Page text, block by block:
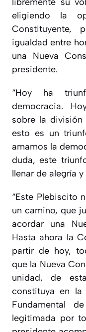
eligiendo la
Constituyente,
igualdad entre
una Nueva
presidente.
“Hoy ha
democracia.
sobre la
esto es un
amamos la
duda, este
llenar de alegría
“Este Plebiscito
un camino, que
acordar una
Hasta ahora la
partir de hoy,
que la Nueva
unidad, de
constituya en
Fundamental
legitimada por